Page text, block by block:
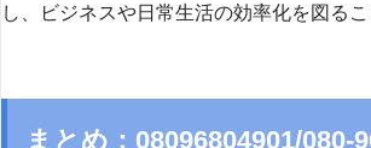
し、ビジネスや日常生活の効率化を図るこ
まとめ：08096804901/080-